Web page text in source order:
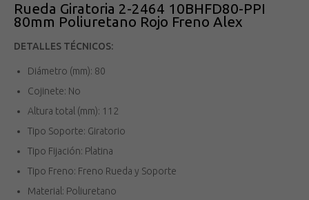
Rueda Giratoria 2-2464 10BHFD80-PPI
80mm Poliuretano Rojo Freno Alex
DETALLES TÉCNICOS:
Diámetro (mm): 80
Cojinete: No
Altura total (mm): 112
Tipo Soporte: Giratorio
Tipo Fijación: Platina
Tipo Freno: Freno Rueda y Soporte
Material: Poliuretano